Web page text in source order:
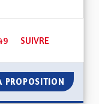
49 ABONNÉS
SUIVRE
PROPOSITION